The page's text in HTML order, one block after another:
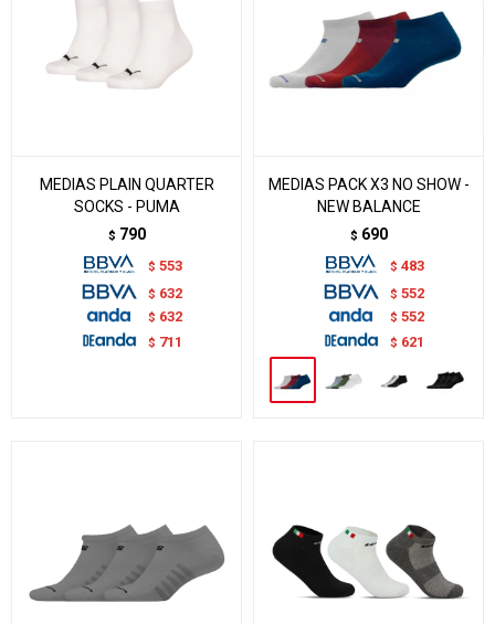
MEDIAS PLAIN QUARTER
SOCKS - PUMA
$ 790
$ 553
$ 632
$ 632
$ 711
MEDIAS PACK X3 NO SHOW -
NEW BALANCE
$ 690
$ 483
$ 552
$ 552
$ 621